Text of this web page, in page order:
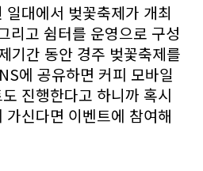
대에서 벚꽃축제가 개최
리고 쉼터를 운영으로 구성
기간 동안 경주 벚꽃축제를
에 공유하면 커피 모바일
진행한다고 하니까 혹시
신다면 이벤트에 참여해